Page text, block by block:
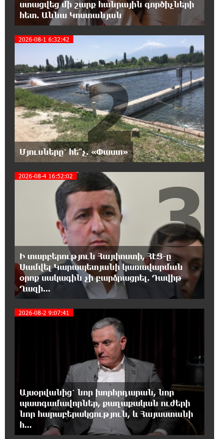
Այսօր ամոթի օր է, այսօր Էջմիածնում
դատում են Ամենայն Հայոց Կաթողիկոսին.
Մարիաննա Ղահրամանյան
18:32:23 7-08-2026
«հակասաֆարովյան» օրենսդրական
նախաձեռնության վերաբերյալ
հիմանվորումներ․ Շիրազ Մանուկյան
18:26:59 7-08-2026
Վեհափառ Հայրապետի շուրջ խայտառակ
զարգացումների, Գյուղացիներին
վերաբերող առաջնային հարցերի մասին՝
գյուղտեխնիկայից մինչև անվճար երթուղի. Անդրանիկ
Գևորգյան
18:25:05 7-08-2026
Թուրքական ապրանքանիշը դադարեցնում է
գործունեությունը Ռուսաստանում
18:08:44 7-08-2026
Դանակահարություն՝ Մասիսի
գազալցակայաններից մեկի մոտ.
կասկածյալը ձերբակալվել է
17:58:24 7-08-2026
Վեհափառ Հայրապետը աղոթք է հնչեցնում
17:31:07 7-08-2026
Վեհափառի հանդեպ տիտանական
ապօրինություն կա, անասելի ցավ եմ զգում.
17:30:48 7-08-2026
Արժանապատիվ դատավորը ինքնաբացարկ
հայտնեց և հրաժարվեց քննել գործն ու
ստացվեց մի շարք հանրային գործիչների
հետ. Աննա Կոստանյան
2026-08-1 6:32:42
Մյուսները՝ հե՞չ. «Փաստ»
2
2026-08-4 16:52:02
Ի տարբերություն Հայփոստի, ՀԷՑ-ը
Սամվել Կարապետյանի կառավարման
օրոք սակագին չի բարձրացրել. Դավիթ
Ղազի...
3
2026-08-2 9:07:41
Այսօրվանից՝ նոր խորհրդարան, նոր
պատգամավորներ, քաղաքական ուժերի
նոր հարաբերակցություն, և Հայաստանի
հ...
4